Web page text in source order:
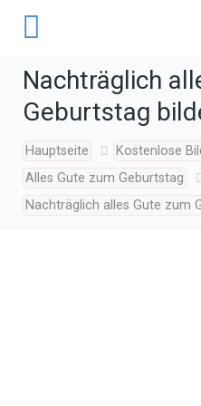
Nachträglich
Geburtstag
Hauptseite
Kostenlose
Alles Gute zum Geburtstag
Nachträglich alles Gute zum